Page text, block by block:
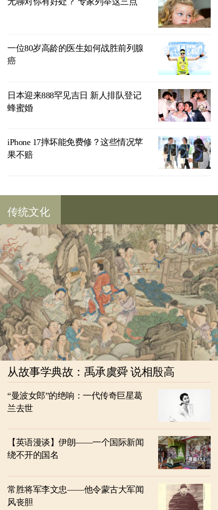
一位80岁高龄的医生如何战胜前列腺
癌
日本迎来888罕见吉日 新人排队登记
蜂蜜婚
iPhone 17摔坏能免费修？这些情况苹
果不赔
传统文化
从故事学典故：禹承虞舜 说相殷高
“曼波女郎”的绝响：一代传奇巨星葛
兰去世
【英语漫谈】伊朗——一个国际新闻
绕不开的国名
常胜将军李文忠——他令蒙古大军闻
风丧胆